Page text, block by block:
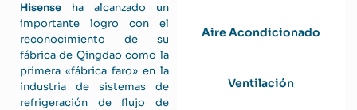
Hisense ha alcanzado un
importante logro con el
reconocimiento de su
fábrica de Qingdao como la
primera «fábrica faro» en la
industria de sistemas de
refrigeración de flujo de
Aire Acondicionado
Ventilación